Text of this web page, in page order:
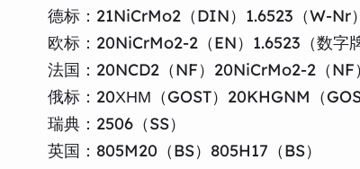
德标：21NiCrMo2（DIN）1.6523（W-Nr
欧标：20NiCrMo2-2（EN）1.6523（数字
法国：20NCD2（NF）20NiCrMo2-2（NF）
俄标：20ХНМ（GOST）20KHGNM（
瑞典：2506（SS）
英国：805M20（BS）805H17（BS）